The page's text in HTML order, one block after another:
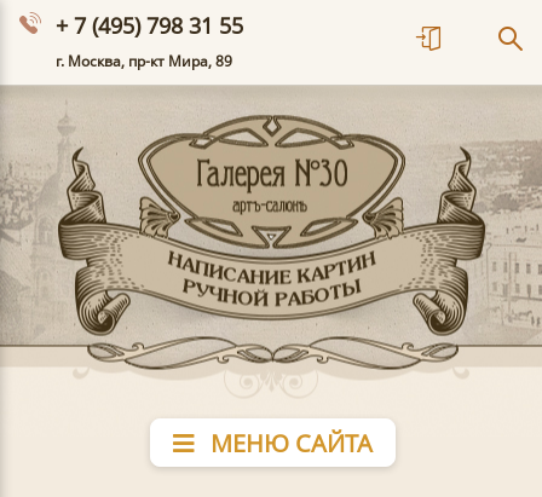
+ 7 (495) 798 31 55
г. Москва, пр-кт Мира, 89
МЕНЮ САЙТА